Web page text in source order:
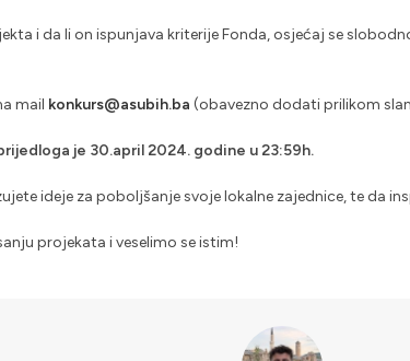
i da li on ispunjava kriterije Fonda, osjećaj se
mail konkurs@asubih.ba (obavezno dodati prilikom
je 30.april 2024. godine u 23:59h.
ideje za poboljšanje svoje lokalne zajednice, te da
projekata i veselimo se istim!